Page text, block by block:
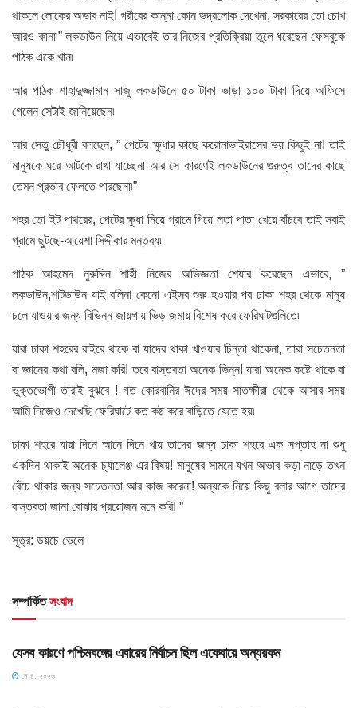
থাকলে লোকের অভাব নাই! গরীবের কান্না কোন ভদ্রলোক দেখেনা, সরকারের তো চোখ
আরও কানা৷” লকডাউন নিয়ে এভাবেই তার নিজের প্রতিক্রিয়া তুলে ধরেছেন ফেসবুকে
পাঠক একে খান৷
আর পাঠক শাহাদুজ্জামান সাজু লকডাউনে ৫০ টাকা ভাড়া ১০০ টাকা দিয়ে অফিসে
গেলেন সেটাই জানিয়েছেন৷
আর সেতু চৌধুরী বলছেন, ” পেটের ক্ষুধার কাছে করোনাভাইরাসের ভয় কিছুই না! তাই
মানুষকে ঘরে আটকে রাখা যাচ্ছেনা আর সে কারণেই লকডাউনের গুরুত্ব তাদের কাছে
তেমন প্রভাব ফেলতে পারছেনা৷”
শহর তো ইট পাথরের, পেটের ক্ষুধা নিয়ে গ্রামে গিয়ে লতা পাতা খেয়ে বাঁচবে তাই সবাই
গ্রামে ছুটছে-আয়েশা সিদ্দীকার মন্তব্য৷
পাঠক আহমেদ নুরুদ্দিন শাহী নিজের অভিজ্ঞতা শেয়ার করেছেন এভাবে, ”
লকডাউন,শাটডাউন যাই বলিনা কেনো এইসব শুরু হওয়ার পর ঢাকা শহর থেকে মানুষ
চলে যাওয়ার জন্য বিভিন্ন জায়গায় ভিড় জমায় বিশেষ করে ফেরিঘাটগুলিতে৷
যারা ঢাকা শহরের বাইরে থাকে বা যাদের থাকা খাওয়ার চিন্তা থাকেনা, তারা সচেতনতা
বা জ্ঞানের কথা বলি, মজা করি! তবে বাস্তবতা অনেক ভিন্ন! যারা অনেক কষ্টে থাকে বা
ভুক্তভোগী তারাই বুঝবে ! গত কোরবানির ঈদের সময় সাতক্ষীরা থেকে আসার সময়
আমি নিজেও দেখেছি ফেরিঘাটে কত কষ্ট করে বাড়িতে যেতে হয়৷
ঢাকা শহরে যারা দিনে আনে দিনে খায় তাদের জন্য ঢাকা শহরে এক সপ্তাহ না শুধু
একদিন থাকাই অনেক চ্যালেঞ্জ এর বিষয়! মানুষের সামনে যখন অভাব কড়া নাড়ে তখন
বেঁচে থাকার জন্য সচেতনতা আর কাজ করেনা! অন্যকে নিয়ে কিছু বলার আগে তাদের
বাস্তবতা জানা বোঝার প্রয়োজন মনে করি! ”
সূত্র: ডয়চে ভেলে
সম্পর্কিতসংবাদ
HOME POST
যেসব কারণে পশ্চিমবঙ্গের এবারের নির্বাচন ছিল একেবারে অন্যরকম
মে ৪, ২০২৬